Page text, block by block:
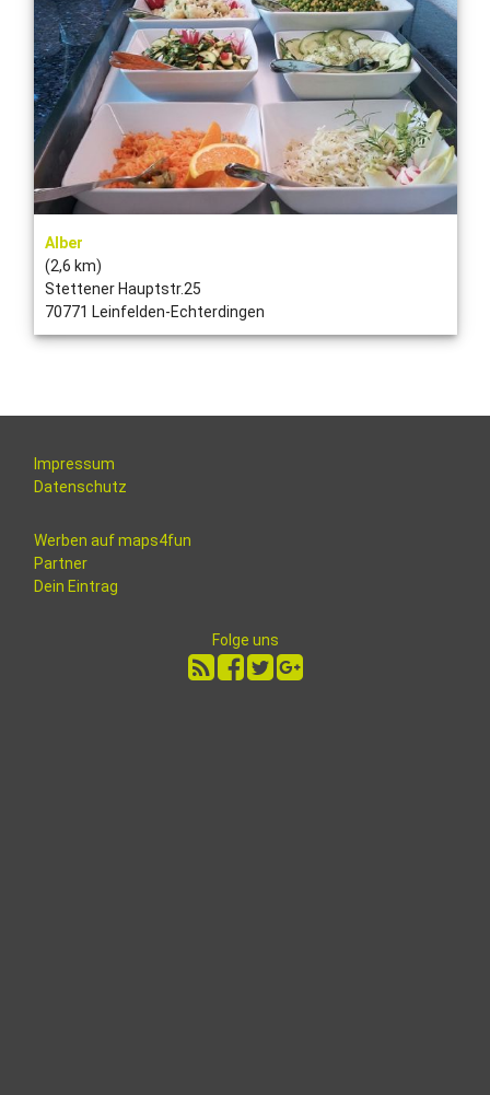
Alber
(2,6 km)
Stettener Hauptstr.25
70771 Leinfelden-Echterdingen
Impressum
Datenschutz
Werben auf maps4fun
Partner
Dein Eintrag
Folge uns